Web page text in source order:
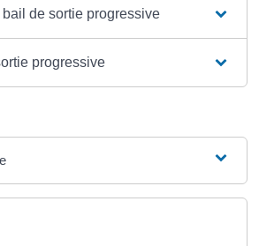
de sortie progressive
progressive